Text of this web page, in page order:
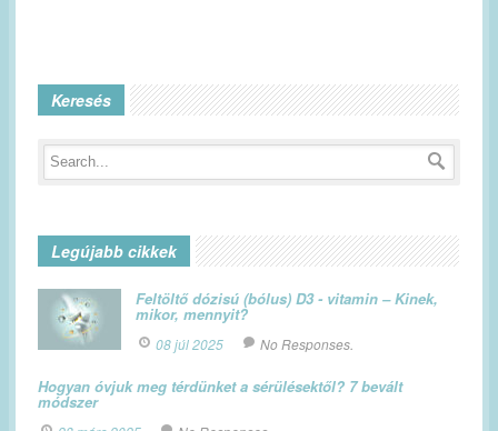
Keresés
Legújabb cikkek
Feltöltő dózisú (bólus) D3 - vitamin – Kinek,
mikor, mennyit?
08 júl 2025 No Responses.
Hogyan óvjuk meg térdünket a sérülésektől? 7 bevált
módszer